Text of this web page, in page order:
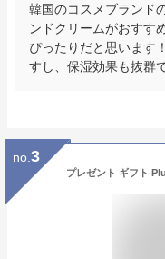
韓国のコスメブランド
ンドクリームがおすす
ぴったりだと思います
すし、保湿効果も抜群
no. 3